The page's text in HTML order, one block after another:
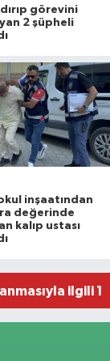
görevini
2 şüpheli
okul inşaatından
değerinde
kalıp ustası
çocuktan
ilgili